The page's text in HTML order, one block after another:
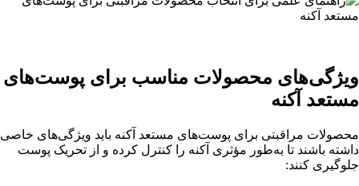
ویژگی‌های محصولات مناسب برای پوست‌های
مستعد آکنه
محصولات مراقبتی برای پوست‌های مستعد آکنه باید ویژگی‌های خاصی
داشته باشند تا به‌طور مؤثری آکنه را کنترل کرده و از تحریک پوست
جلوگیری کنند: